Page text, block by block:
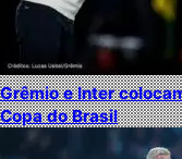
Grêmio e Inter
Copa do Brasil